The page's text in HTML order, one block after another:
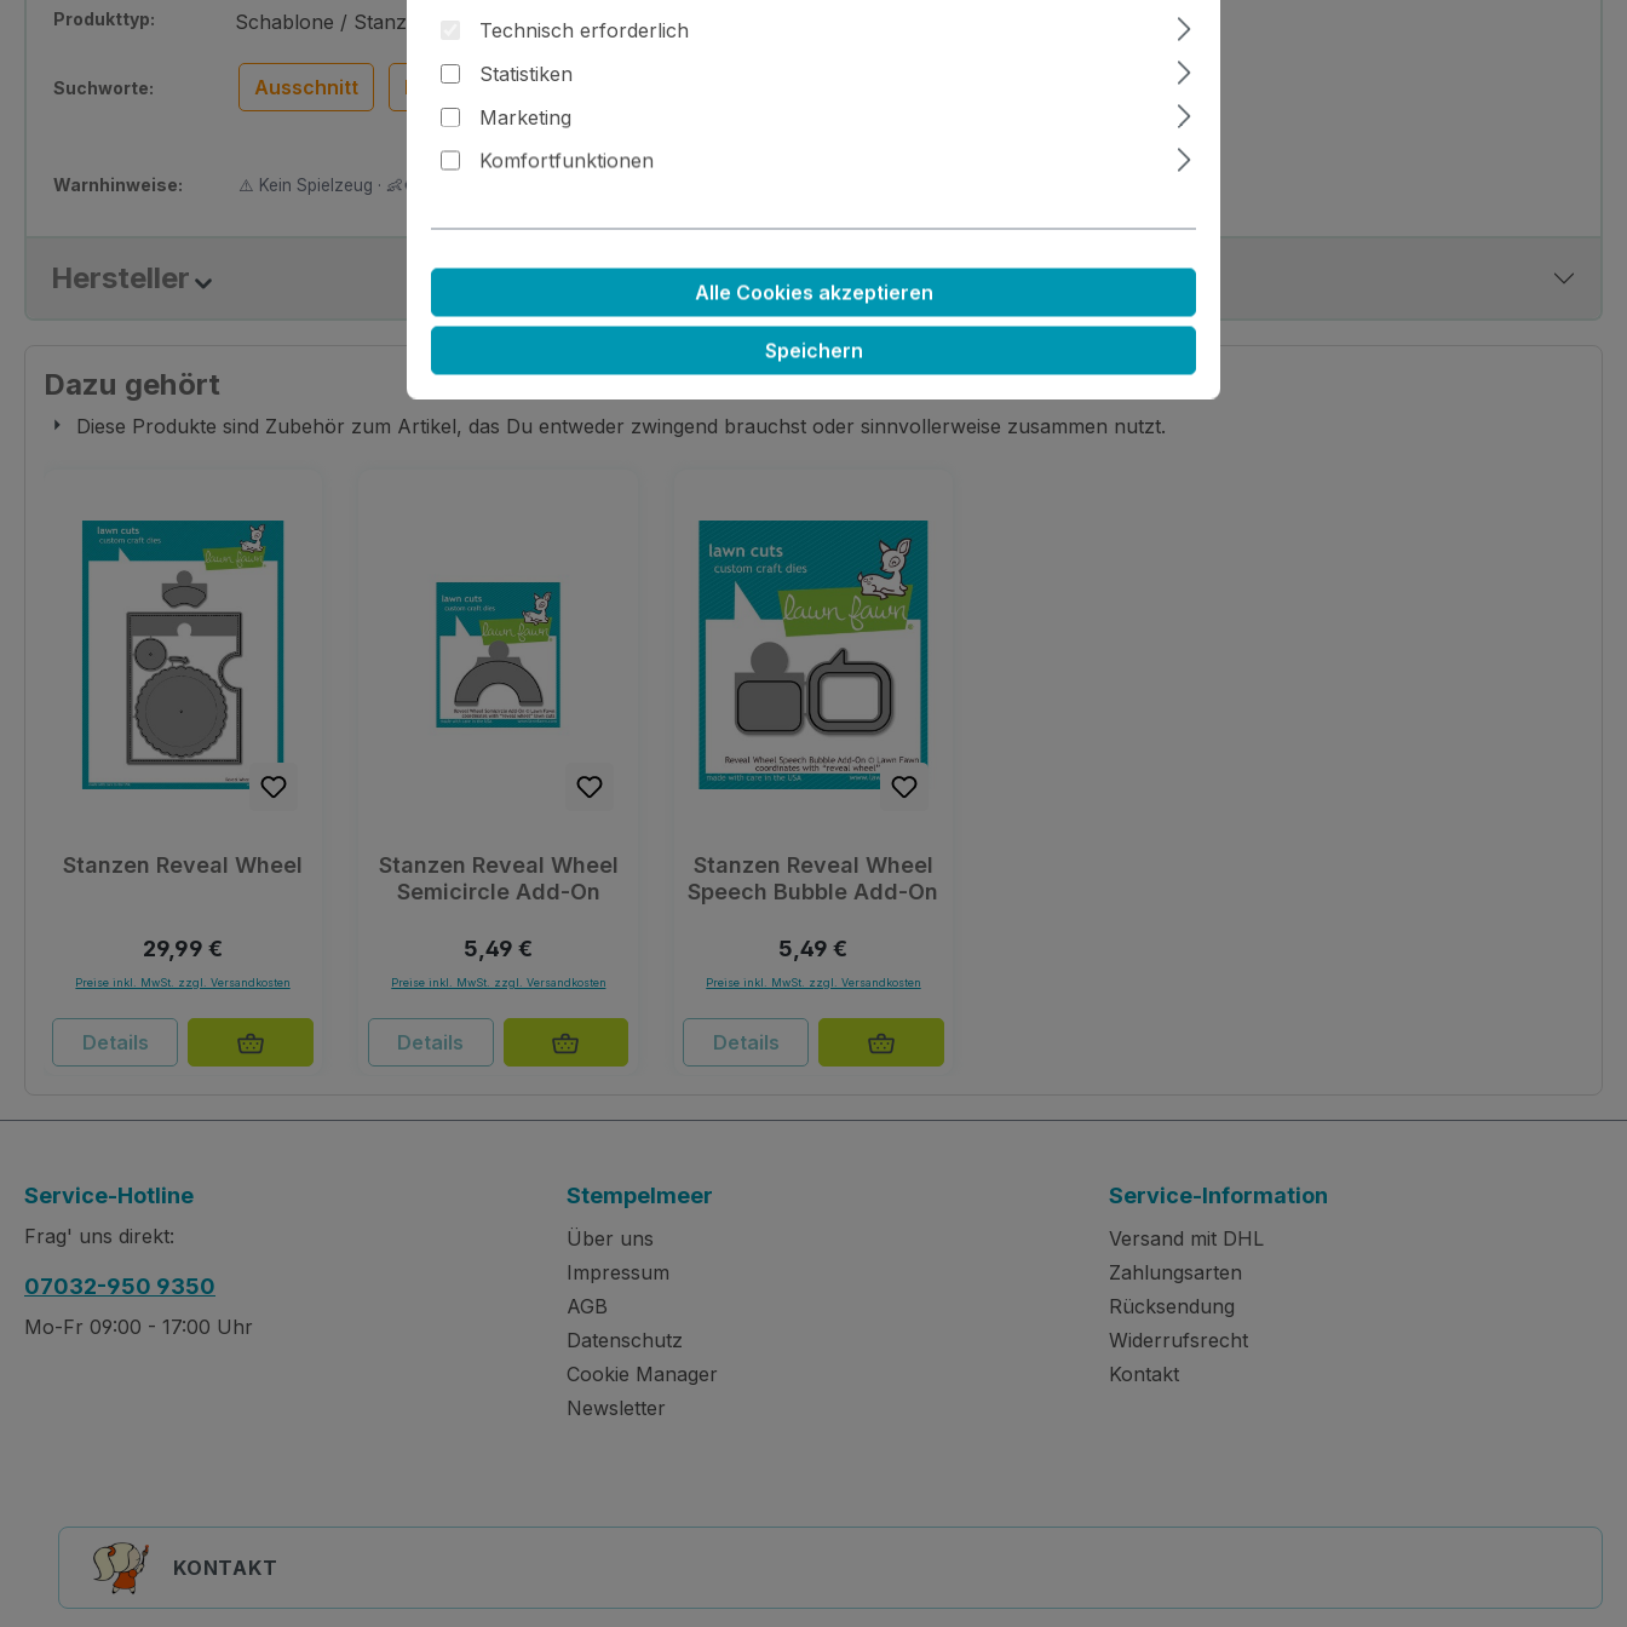
Produkttyp: Schablone / Stanze
Suchworte: Ausschnitt Drehscheibe
Warnhinweise: ⚠️ Kein Spielzeug · 👶🚫 Nicht für Kinder · ⚙️ Kleinteile / scharfe Kanten · 🚫🍴 Nicht essbar
Hersteller
Dazu gehört
Diese Produkte sind Zubehör zum Artikel, das Du entweder zwingend brauchst oder sinnvollerweise zusammen nutzt.
Stanzen Reveal Wheel
Regulärer Preis:
29,99 €
Preise inkl. MwSt. zzgl. Versandkosten
Details
Stanzen Reveal Wheel
Semicircle Add-On
Regulärer Preis:
5,49 €
Preise inkl. MwSt. zzgl. Versandkosten
Details
Stanzen Reveal Wheel
Speech Bubble Add-On
Regulärer Preis:
5,49 €
Preise inkl. MwSt. zzgl. Versandkosten
Details
Service-Hotline
Frag' uns direkt:
07032-950 9350
Mo-Fr 09:00 - 17:00 Uhr
Stempelmeer
Über uns
Impressum
AGB
Datenschutz
Cookie Manager
Newsletter
Service-Information
Versand mit DHL
Zahlungsarten
Rücksendung
Widerrufsrecht
Kontakt
KONTAKT
Technisch erforderlich
Statistiken
Marketing
Komfortfunktionen
Alle Cookies akzeptieren
Speichern